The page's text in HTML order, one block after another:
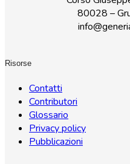
80028 –
Risorse
Contatti
Contributori
Glossario
Privacy policy
Pubblicazioni